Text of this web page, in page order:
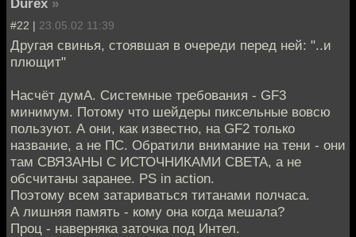
#22 | 23.05.02 11:39
Другая свинья, стоявшая в очереди перед ней: "..и
плющит"
Насчёт думА. Системные требования - GF3
минимум. Потому что шейдеры пиксельные вовсю
пользуют. А они, как известно, на GF2 только
название, а не ПС. Обратили внимание на тени - они
там СВЯЗАНЫ С ИСТОЧНИКАМИ СВЕТА, а не
обсчитаны заранее. PS in action.
Поэтому всем затариваться титанами полчаса.
А лишняя память - кому она когда мешала?
Проц - наверняка заточка под Интел.